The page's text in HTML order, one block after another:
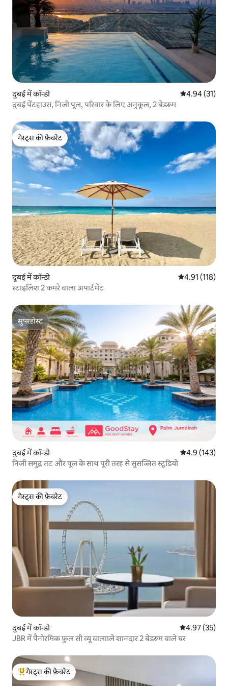
दुबई में कॉन्डो औसत रेटिंग 5 में
4.94 (31)
दुबई पेंटहाउस, निजी पूल, परिवार के लिए अनुकूल, 2 बेडरूम
गेस्ट्स की फ़ेवरेट
गेस्ट्स की फ़ेवरेट
दुबई में कॉन्डो औसत रेटिंग 5 में से
4.91 (118)
स्टाइलिश 2 कमरे वाला अपार्टमेंट
सुपरहोस्ट
सुपरहोस्ट
दुबई में कॉन्डो औसत रेटिंग 5 में
4.9 (143)
निजी समुद्र तट और पूल के साथ पूरी तरह से सुसज्जित स्टूडियो
गेस्ट्स की फ़ेवरेट
गेस्ट्स की फ़ेवरेट
दुबई में कॉन्डो औसत रेटिंग 5 में
4.97 (35)
JBR में पैनोरमिक फ़ुल सी व्यू वालााले शानदार 2 बेडरूम वाले घर
गेस्ट्स का टॉप फ़ेवरेट
गेस्ट्स की फ़ेवरेट